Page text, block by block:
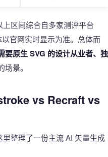
区间综合自多家测评平台
以官网实时显示为准。总体而
要原生 SVG 的设计从业者、独
场景。
vs Recraft vs
整理了一份主流 AI 矢量生成